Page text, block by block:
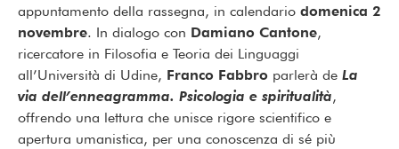
appuntamento della rassegna, in calendario domenica 2
novembre. In dialogo con Damiano Cantone,
ricercatore in Filosofia e Teoria dei Linguaggi
all’Università di Udine, Franco Fabbro parlerà de La
via dell’enneagramma. Psicologia e spiritualità,
offrendo una lettura che unisce rigore scientifico e
apertura umanistica, per una conoscenza di sé più